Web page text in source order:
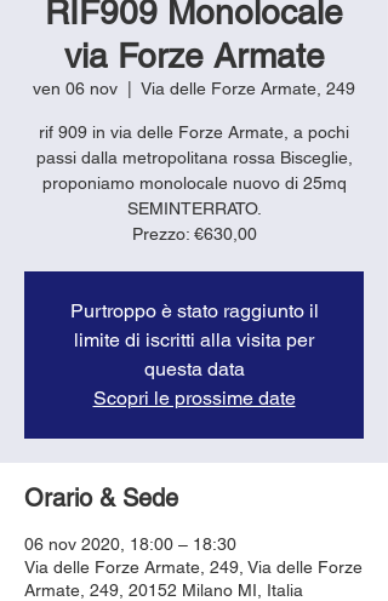
RIF909 Monolocale
via Forze Armate
ven 06 nov Via delle Forze Armate, 249
rif 909 in via delle Forze Armate, a pochi
passi dalla metropolitana rossa Bisceglie,
proponiamo monolocale nuovo di 25mq
SEMINTERRATO.
Prezzo: €630,00
Purtroppo è stato raggiunto il
limite di iscritti alla visita per
questa data
Scopri le prossime date
Orario & Sede
06 nov 2020, 18:00 – 18:30
Via delle Forze Armate, 249, Via delle Forze
Armate, 249, 20152 Milano MI, Italia